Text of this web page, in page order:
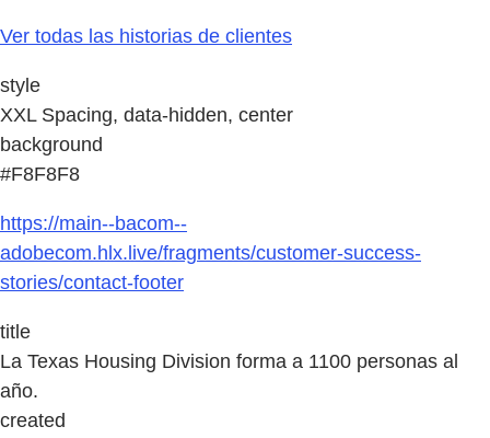
Ver todas las historias de clientes
style
XXL Spacing, data-hidden, center
background
#F8F8F8
https://main--bacom--
adobecom.hlx.live/fragments/customer-success-
stories/contact-footer
title
La Texas Housing Division forma a 1100 personas al
año.
created